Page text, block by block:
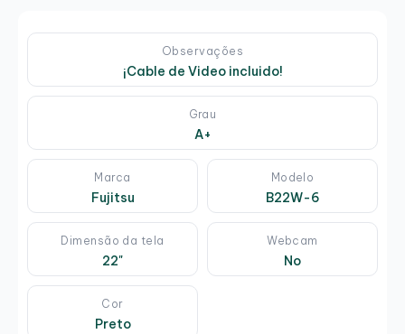
Observações
¡Cable de Video incluido!
Grau
A+
Marca
Fujitsu
Modelo
B22W-6
Dimensão da tela
22"
Webcam
No
Cor
Preto